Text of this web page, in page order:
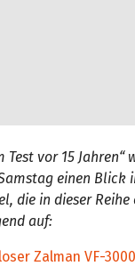
Test vor 15
einen Blick
die in dieser Reihe
auf:
Zalman VF-